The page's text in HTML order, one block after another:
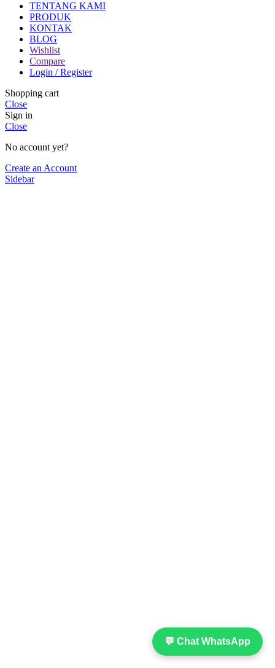
💬 Chat WhatsApp
TENTANG KAMI
PRODUK
KONTAK
BLOG
Wishlist
Compare
Login / Register
Shopping cart
Close
Sign in
Close
No account yet?
Create an Account
Sidebar